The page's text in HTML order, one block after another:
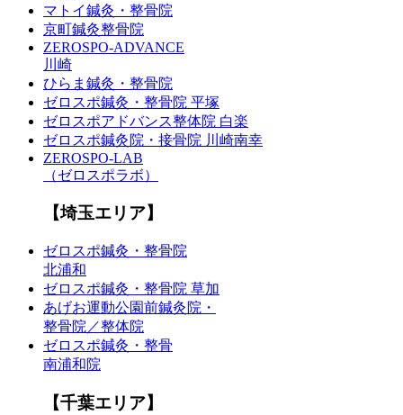
マトイ鍼灸・整骨院
京町鍼灸整骨院
ZEROSPO-ADVANCE
川崎
ひらま鍼灸・整骨院
ゼロスポ鍼灸・整骨院 平塚
ゼロスポアドバンス整体院 白楽
ゼロスポ鍼灸院・接骨院 川崎南幸
ZEROSPO-LAB
（ゼロスポラボ）
【埼玉エリア】
ゼロスポ鍼灸・整骨院
北浦和
ゼロスポ鍼灸・整骨院 草加
あげお運動公園前鍼灸院・
整骨院／整体院
ゼロスポ鍼灸・整骨
南浦和院
【千葉エリア】